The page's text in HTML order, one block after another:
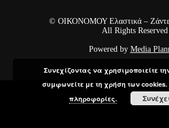
© ΟΙΚΟΝΟΜΟΥ Ελαστικά –
All Rights Reserved
Powered by Media
Συνεχίζοντας να χρησιμοποιείτε
συμφωνείτε με τη χρήση των cookies.
πληροφορίες.